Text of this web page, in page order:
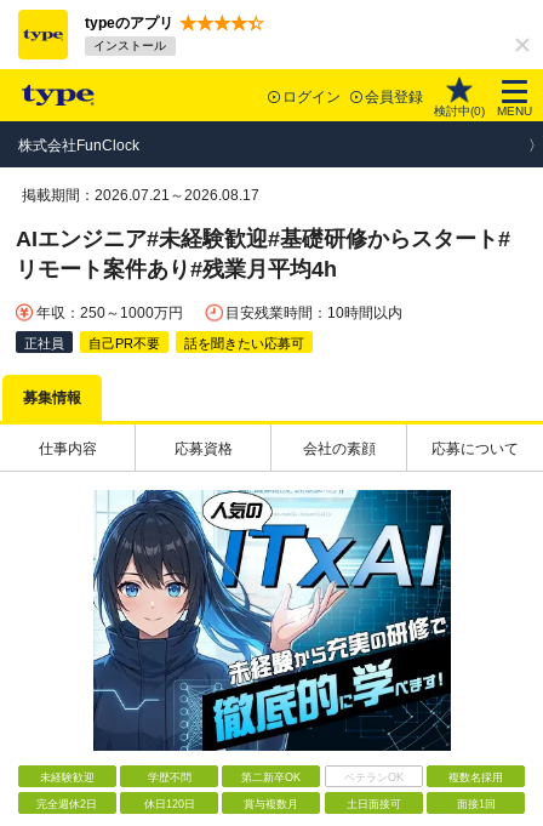
typeのアプリ
インストール
ログイン 会員登録
検討中(0) MENU
株式会社FunClock
掲載期間：2026.07.21～2026.08.17
AIエンジニア#未経験歓迎#基礎研修からスタート#
リモート案件あり#残業月平均4h
年収：250～1000万円 目安残業時間：10時間以内
正社員 自己PR不要 話を聞きたい応募可
募集情報
仕事内容 応募資格 会社の素顔 応募について
未経験歓迎 学歴不問 第二新卒OK ベテランOK 複数名採用
完全週休2日 休日120日 賞与複数月 土日面接可 面接1回